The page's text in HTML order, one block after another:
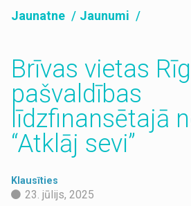
Jaunatne Jaunumi
Brīvas vietas
pašvaldības
līdzfinansētajā
“Atklāj sevi”
Klausīties
23. jūlijs, 2025